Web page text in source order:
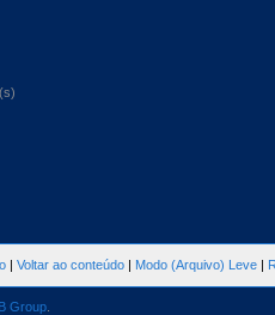
| Voltar ao conteúdo | Modo (Arquivo) Leve |
Group